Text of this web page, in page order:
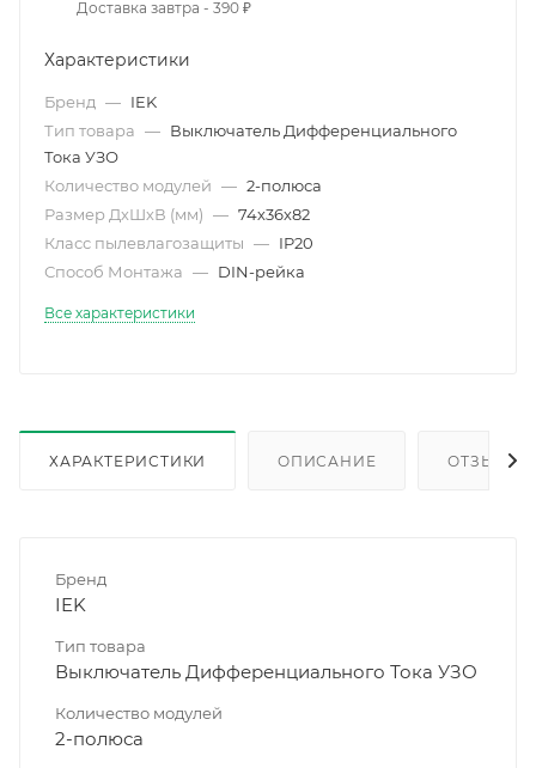
Доставка завтра - 390 ₽
Характеристики
Бренд — IEK
Тип товара — Выключатель Дифференциального
Тока УЗО
Количество модулей — 2-полюса
Размер ДхШхВ (мм) — 74х36х82
Класс пылевлагозащиты — IP20
Способ Монтажа — DIN-рейка
Все характеристики
ХАРАКТЕРИСТИКИ ОПИСАНИЕ ОТЗЫВЫ
Бренд
IEK
Тип товара
Выключатель Дифференциального Тока УЗО
Количество модулей
2-полюса